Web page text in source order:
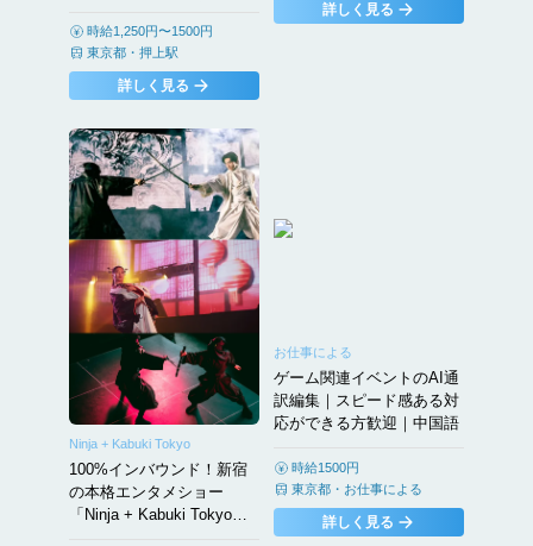
│HADOイベント運営スタ
ッフ│日給6250円~
時給1,250円〜1500円
東京都 ・ 押上駅
詳しく見る
詳しく見る
Ninja + Kabuki Tokyo
100%インバウンド！新宿
の本格エンタメショー
「Ninja + Kabuki Tokyo」
お仕事による
ゲーム関連イベントのAI通
訳編集｜スピード感ある対
応ができる方歓迎｜中国語
時給1500円
東京都 ・ お仕事による
詳しく見る